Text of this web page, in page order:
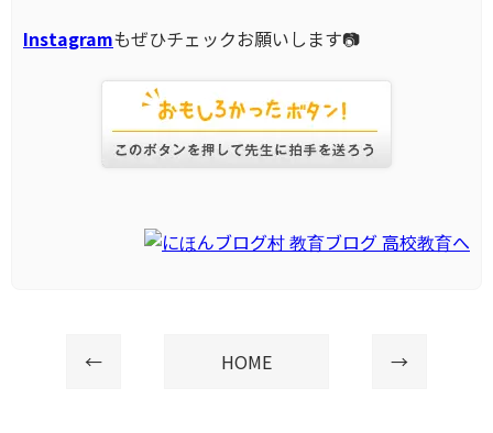
Instagramもぜひチェックお願いします📷
← HOME →